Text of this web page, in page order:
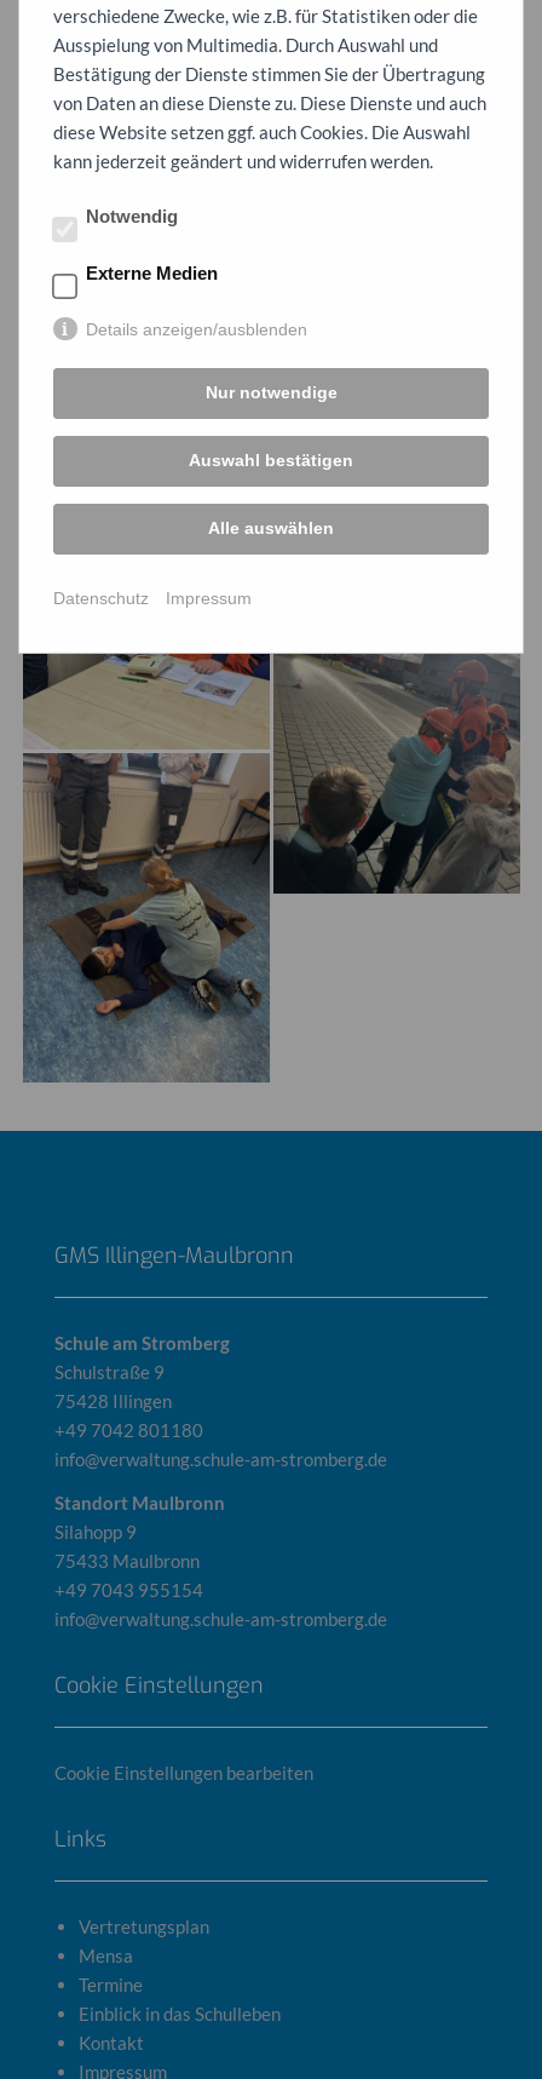
Die Schülerinnen und Schüler waren begeistert von den vielen
Eindrücken und praktischen Übungen. Der Besuch bei der
Feuerwehr war nicht nur spannend, sondern bot ihnen auch
einen direkten Einblick in die Berufe der Feuerwehrleute und
RettungssanitäterInnen.
Ein herzliches Dankeschön an alle freiwilligen HelferInnen für
GMS Illingen-Maulbronn
Schule am Stromberg
Schulstraße 9
75428 Illingen
+49 7042 801180
info@verwaltung.schule-am-stromberg.de
Standort Maulbronn
Silahopp 9
75433 Maulbronn
+49 7043 955154
info@verwaltung.schule-am-stromberg.de
Cookie Einstellungen
Cookie Einstellungen bearbeiten
Links
Vertretungsplan
Mensa
Termine
Einblick in das Schulleben
Kontakt
Impressum
verschiedene Zwecke, wie z.B. für Statistiken oder die
Ausspielung von Multimedia. Durch Auswahl und
Bestätigung der Dienste stimmen Sie der Übertragung
von Daten an diese Dienste zu. Diese Dienste und auch
diese Website setzen ggf. auch Cookies. Die Auswahl
kann jederzeit geändert und widerrufen werden.
Notwendig
Externe Medien
Details anzeigen/ausblenden
Nur notwendige
Auswahl bestätigen
Alle auswählen
Datenschutz Impressum